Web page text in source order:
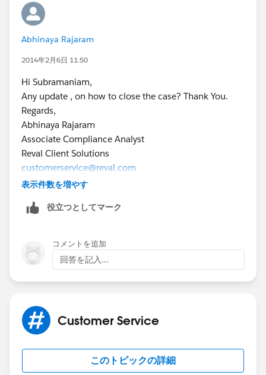
Subbu.
Abhinaya Rajaram
2014年2月6日 11:50
Hi Subramaniam,
Any update , on how to close the case? Thank You.
Regards,
Abhinaya Rajaram
Associate Compliance Analyst
Reval Client Solutions
customerservice@reval.com
\
Management Solution (TRM)]
表示件数を増やす
役立つとしてマーク
コメントを追加
回答を記入...
Customer Service
このトピックの詳細